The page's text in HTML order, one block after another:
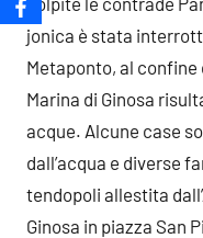
jonica è stata
Metaponto, al
Marina di Ginosa
acque. Alcune case
dall’acqua e diverse
tendopoli allestita
Ginosa in piazza San